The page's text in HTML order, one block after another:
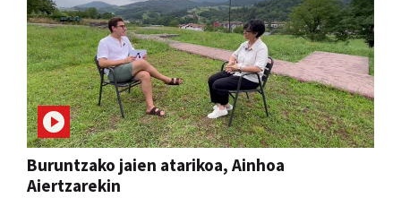
Buruntzako jaien atarikoa, Ainhoa
Aiertzarekin